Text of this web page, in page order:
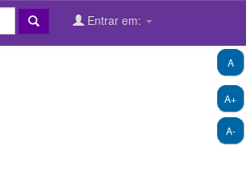
Entrar em:
A+
A-
A